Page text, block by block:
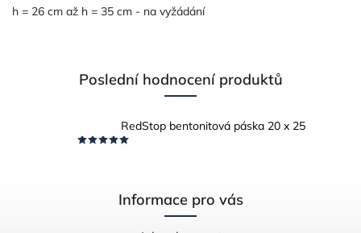
h = 26 cm až h = 35 cm - na vyžádání
Poslední hodnocení produktů
RedStop bentonitová páska 20 x 25
Informace pro vás